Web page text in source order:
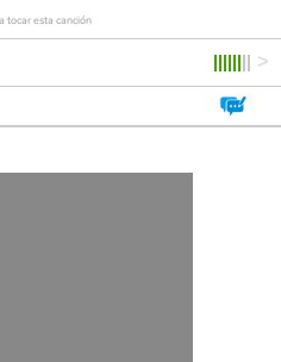
tocar esta canción